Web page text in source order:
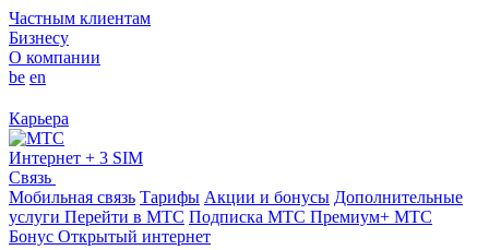
Частным клиентам
Бизнесу
О компании
be en
Карьера
Интернет + 3 SIM
Связь
Мобильная связь Тарифы Акции и бонусы Дополнительные
услуги Перейти в МТС Подписка МТС Премиум+ МТС
Бонус Открытый интернет